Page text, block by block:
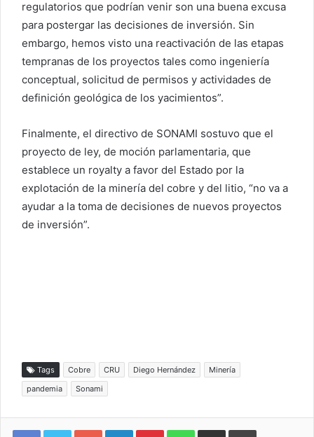
regulatorios que podrían venir son una buena excusa
para postergar las decisiones de inversión. Sin
embargo, hemos visto una reactivación de las etapas
tempranas de los proyectos tales como ingeniería
conceptual, solicitud de permisos y actividades de
definición geológica de los yacimientos”.
Finalmente, el directivo de SONAMI sostuvo que el
proyecto de ley, de moción parlamentaria, que
establece un royalty a favor del Estado por la
explotación de la minería del cobre y del litio, “no va a
ayudar a la toma de decisiones de nuevos proyectos
de inversión”.
Tags Cobre CRU Diego Hernández
Minería
pandemia
Sonami
Google+ LinkedIn Pinterest WhatsApp